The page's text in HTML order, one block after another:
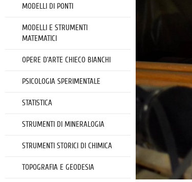
MODELLI DI PONTI
MODELLI E STRUMENTI
MATEMATICI
OPERE D’ARTE CHIECO BIANCHI
PSICOLOGIA SPERIMENTALE
STATISTICA
STRUMENTI DI MINERALOGIA
STRUMENTI STORICI DI CHIMICA
TOPOGRAFIA E GEODESIA